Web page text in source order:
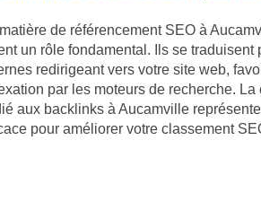
de référencement SEO à
un rôle fondamental. Ils se traduisent
redirigeant vers votre site web,
par les moteurs de recherche. La
aux backlinks à Aucamville
pour améliorer votre classement